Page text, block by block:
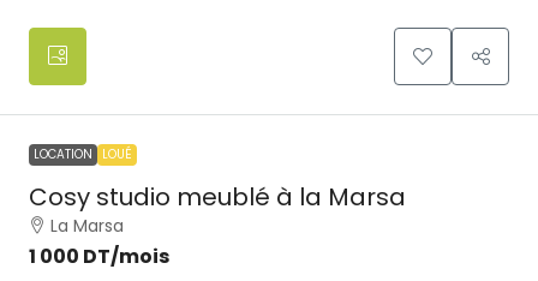
LOCATION LOUÉ
Cosy studio meublé à la Marsa
La Marsa
1 000 DT/mois